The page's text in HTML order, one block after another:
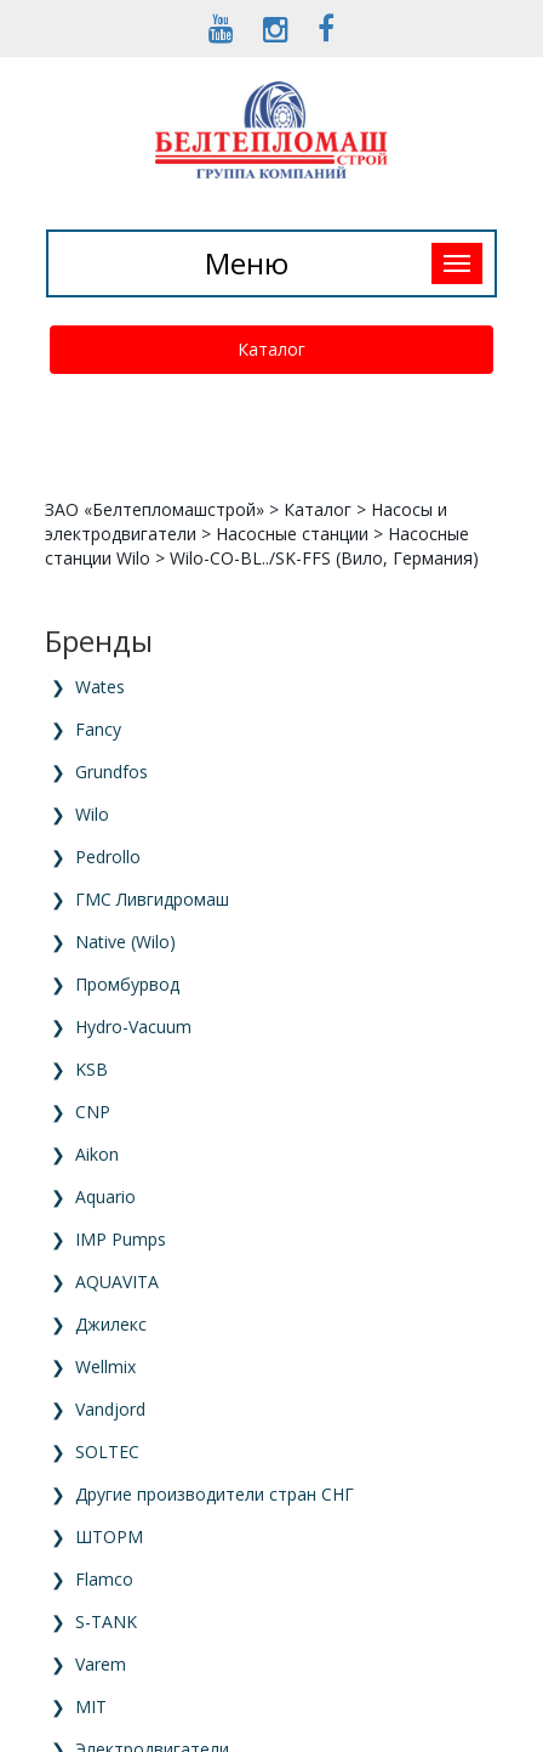
Toggle
navigation
Меню
Каталог
ЗАО «Белтепломашстрой» > Каталог > Насосы и
электродвигатели > Насосные станции > Насосные
станции Wilo >Wilo-CO-BL../SK-FFS (Вило, Германия)
Бренды
❯ Wates
❯ Fancy
❯ Grundfos
❯ Wilo
❯ Pedrollo
❯ ГМС Ливгидромаш
❯ Native (Wilo)
❯ Промбурвод
❯ Hydro-Vacuum
❯ KSB
❯ CNP
❯ Aikon
❯ Aquario
❯ IMP Pumps
❯ AQUAVITA
❯ Джилекс
❯ Wellmix
❯ Vandjord
❯ SOLTEC
❯ Другие производители стран СНГ
❯ ШТОРМ
❯ Flamco
❯ S-TANK
❯ Varem
❯ MIT